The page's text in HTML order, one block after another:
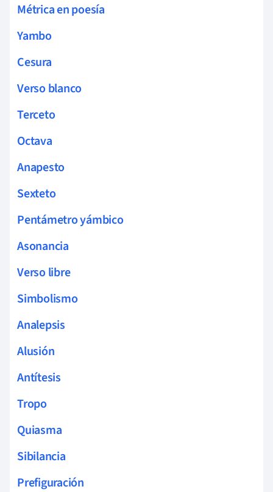
Métrica en poesía
Yambo
Cesura
Verso blanco
Terceto
Octava
Anapesto
Sexteto
Pentámetro yámbico
Asonancia
Verso libre
Simbolismo
Analepsis
Alusión
Antítesis
Tropo
Quiasma
Sibilancia
Prefiguración